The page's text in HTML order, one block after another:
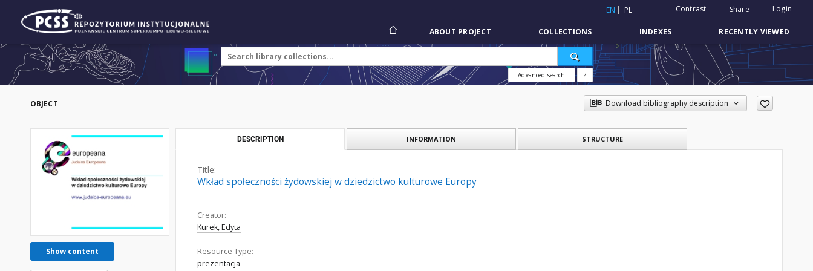
EN PL Contrast Share Login
ABOUT PROJECT COLLECTIONS INDEXES RECENTLY VIEWED
Advanced search ?
OBJECT Download bibliography description
Show content
DESCRIPTION INFORMATION STRUCTURE
Title:
Wkład społeczności żydowskiej w dziedzictwo kulturowe Europy
Creator:
Kurek, Edyta
Resource Type:
prezentacja